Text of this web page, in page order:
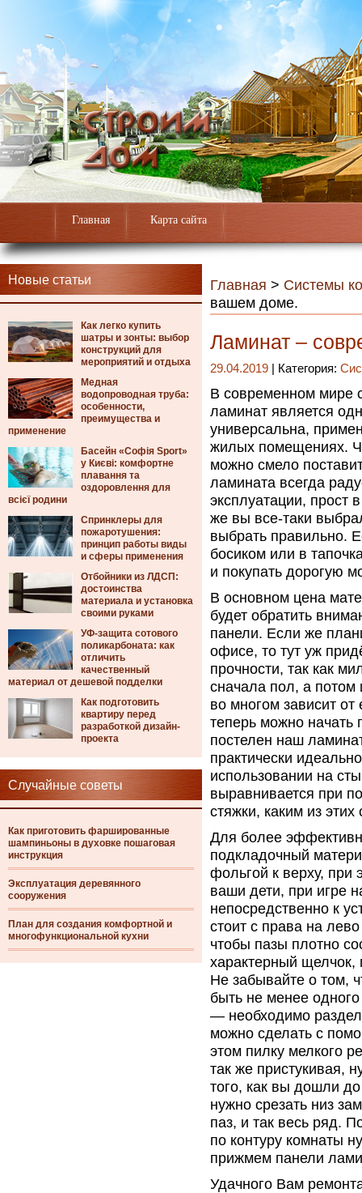
Главная Карта сайта
Новые статьи
Как легко купить
шатры и зонты: выбор
конструкций для
мероприятий и отдыха
Медная
водопроводная труба:
особенности,
преимущества и
применение
Басейн «Софія Sport»
у Києві: комфортне
плавання та
оздоровлення для
всієї родини
Спринклеры для
пожаротушения:
принцип работы виды
и сферы применения
Отбойники из ЛДСП:
достоинства
материала и установка
своими руками
УФ-защита сотового
поликарбоната: как
отличить
качественный
материал от дешевой подделки
Как подготовить
квартиру перед
разработкой дизайн-
проекта
Случайные советы
Как приготовить фаршированные
шампиньоны в духовке пошаговая
инструкция
Эксплуатация деревянного
сооружения
План для создания комфортной и
многофункциональной кухни
Главная > Системы
вашем доме.
Ламинат –
29.04.2019 | Категория:
В современном мире
ламинат является
универсальна,
жилых помещениях.
можно смело
ламината всегда
эксплуатации, прост
же вы все-таки
выбрать правильно.
босиком или в
и покупать дорогую
В основном цена
будет обратить
панели. Если же
офисе, то тут уж
прочности, так как
сначала пол, а потом
во многом зависит
теперь можно начать
постелен наш
практически
использовании на
выравнивается при
стяжки, каким из
Для более
подкладочный
фольгой к верху, при
ваши дети, при игре
непосредственно к
стоит с права на
чтобы пазы плотно
характерный щелчок,
Не забывайте о том,
быть не менее
— необходимо
можно сделать с
этом пилку мелкого
так же пристукивая,
того, как вы дошли
нужно срезать низ
паз, и так весь ряд.
по контуру комнаты
прижмем панели
Удачного Вам